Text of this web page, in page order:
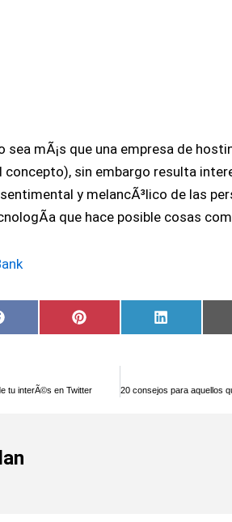
sea mÃ¡s que una empresa de
concepto), sin embargo resulta
y melancÃ³lico de las
que hace posible cosas
Compartir
en
Facebook
Compartir
en
Pinterest
Compartir
en
LinkedIn
tu interÃ©s en Twitter